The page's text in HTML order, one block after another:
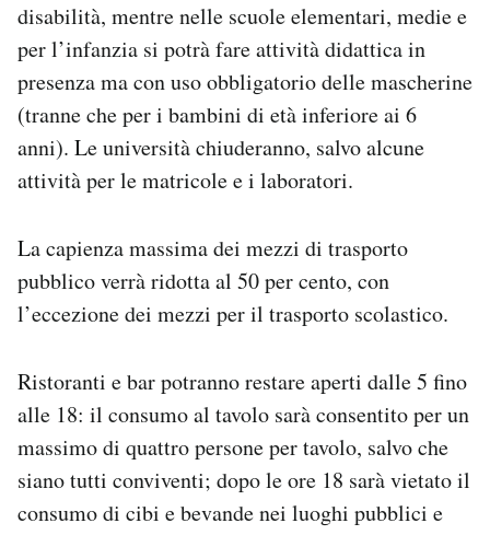
disabilità, mentre nelle scuole elementari, medie e
per l’infanzia si potrà fare attività didattica in
presenza ma con uso obbligatorio delle mascherine
(tranne che per i bambini di età inferiore ai 6
anni). Le università chiuderanno, salvo alcune
attività per le matricole e i laboratori.
La capienza massima dei mezzi di trasporto
pubblico verrà ridotta al 50 per cento, con
l’eccezione dei mezzi per il trasporto scolastico.
Ristoranti e bar potranno restare aperti dalle 5 fino
alle 18: il consumo al tavolo sarà consentito per un
massimo di quattro persone per tavolo, salvo che
siano tutti conviventi; dopo le ore 18 sarà vietato il
consumo di cibi e bevande nei luoghi pubblici e